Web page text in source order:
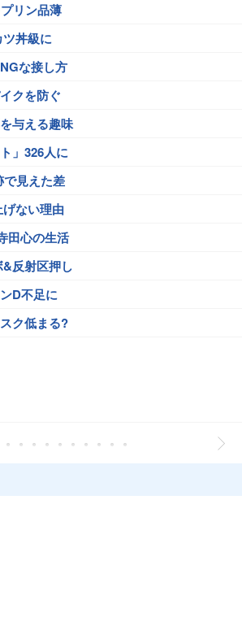
リン品薄
丼級に
な接し方
クを防ぐ
与える趣味
」326人に
で見えた差
ない理由
田心の生活
反射区押し
D不足に
ク低まる?